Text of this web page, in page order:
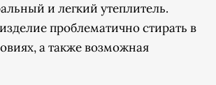
и легкий утеплитель.
проблематично стирать в
а также возможная